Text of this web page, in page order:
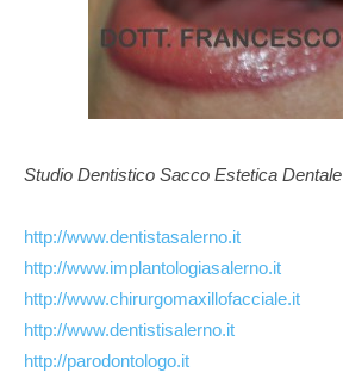
Studio Dentistico Sacco Estetica Dentale
http://www.dentistasalerno.it
http://www.implantologiasalerno.it
http://www.chirurgomaxillofacciale.it
http://www.dentistisalerno.it
http://parodontologo.it